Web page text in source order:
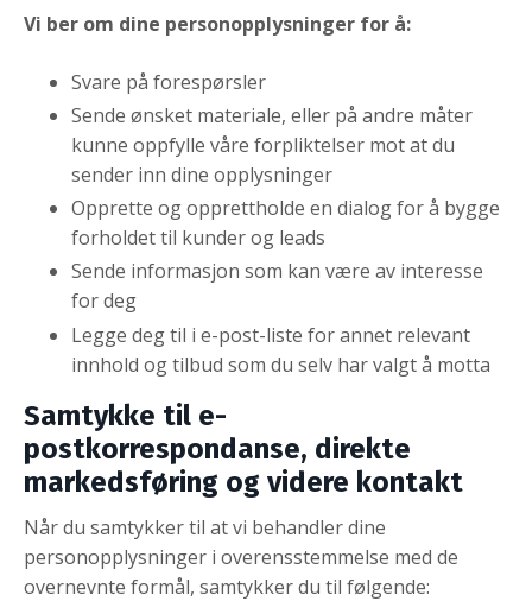
Vi ber om dine personopplysninger for å:
Svare på forespørsler
Sende ønsket materiale, eller på andre måter
kunne oppfylle våre forpliktelser mot at du
sender inn dine opplysninger
Opprette og opprettholde en dialog for å bygge
forholdet til kunder og leads
Sende informasjon som kan være av interesse
for deg
Legge deg til i e-post-liste for annet relevant
innhold og tilbud som du selv har valgt å motta
Samtykke til e-
postkorrespondanse, direkte
markedsføring og videre kontakt
Når du samtykker til at vi behandler dine
personopplysninger i overensstemmelse med de
overnevnte formål, samtykker du til følgende: